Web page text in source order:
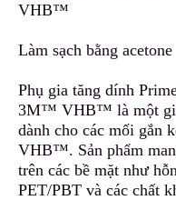
VHB™
Làm sạch bằng acetone
Phụ gia tăng dính
3M™ VHB™ là một
dành cho các mối gắn
VHB™. Sản phẩm
trên các bề mặt như
PET/PBT và các chất